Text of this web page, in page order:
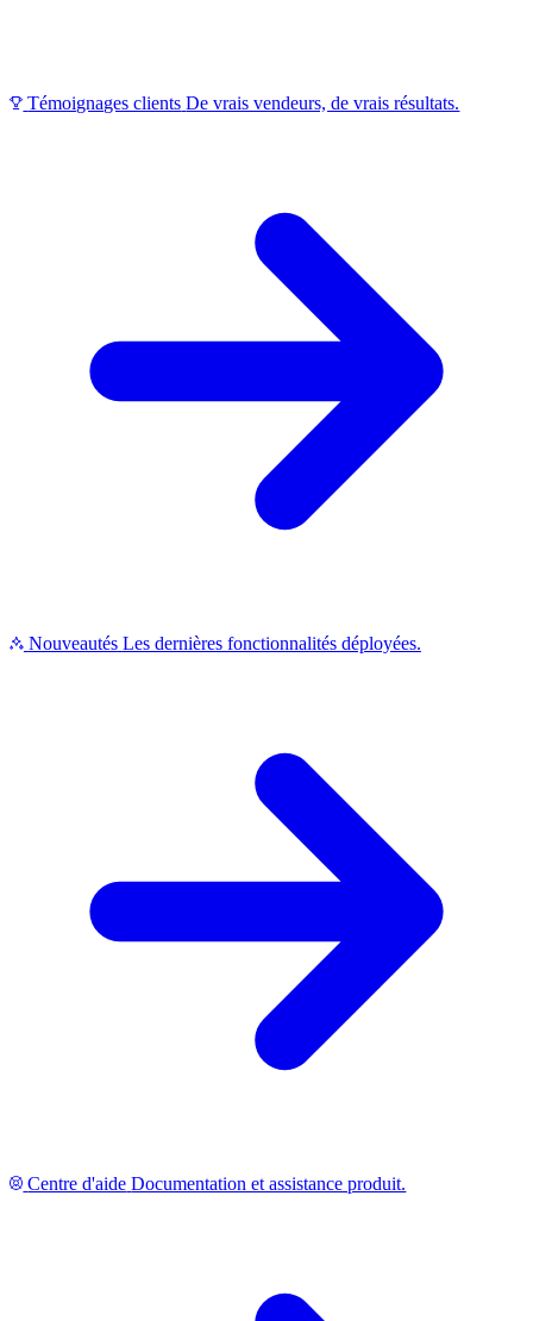
Témoignages clients De vrais vendeurs, de vrais résultats.
Nouveautés Les dernières fonctionnalités déployées.
Centre d'aide Documentation et assistance produit.